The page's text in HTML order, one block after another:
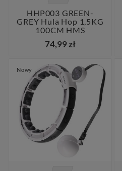
HHP003 GREEN-
GREY Hula Hop 1,5KG
100CM HMS
74,99 zł
Nowy